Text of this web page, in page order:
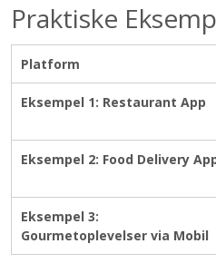
Praktiske
Platform
Eksempel 1: Restaurant App
Eksempel 2: Food Delivery
Eksempel 3:
Gourmetoplevelser via Mobil